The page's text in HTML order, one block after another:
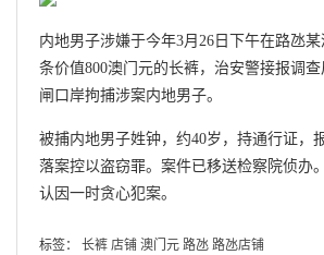
内地男子涉嫌于今年3月26日下午在路氹
条价值800澳门元的长裤，治安警接报调
闸口岸拘捕涉案内地男子。
被捕内地男子姓钟，约40岁，持通行证，
落案控以盗窃罪。案件已移送检察院侦办
认因一时贪心犯案。
标签： 长裤 店铺 澳门元 路氹 路氹店铺